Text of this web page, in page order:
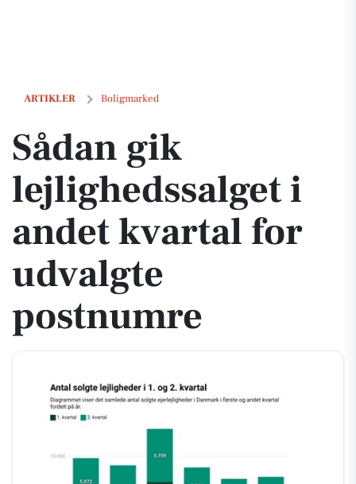
ARTIKLER Boligmarked
Sådan gik lejlighedssalget i andet kvartal for udvalgte postnumre
Sådan gik
lejlighedssalget i
andet kvartal for
udvalgte
postnumre